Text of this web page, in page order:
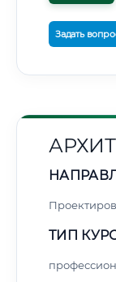
Задать
ТИП